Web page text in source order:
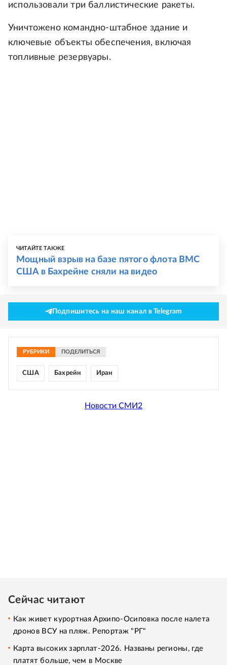
использовали три баллистические ракеты.
Уничтожено командно-штабное здание и
ключевые объекты обеспечения, включая
топливные резервуары.
ЧИТАЙТЕ ТАКЖЕ
Мощный взрыв на базе пятого флота ВМС
США в Бахрейне сняли на видео
Подпишитесь на наш канал в Telegram
РУБРИКИ ПОДЕЛИТЬСЯ
США Бахрейн Иран
Новости СМИ2
Сейчас читают
Как живет курортная Архипо-Осиповка после налета
дронов ВСУ на пляж. Репортаж "РГ"
Карта высоких зарплат-2026. Названы регионы, где
платят больше, чем в Москве